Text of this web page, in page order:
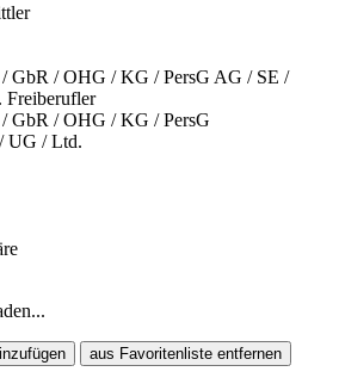
GbR / OHG / KG / PersG AG / SE /
Freiberufler
GbR / OHG / KG / PersG
UG / Ltd.
aus Favoritenliste entfernen